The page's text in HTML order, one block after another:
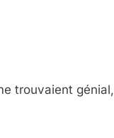
trouvaient génial,